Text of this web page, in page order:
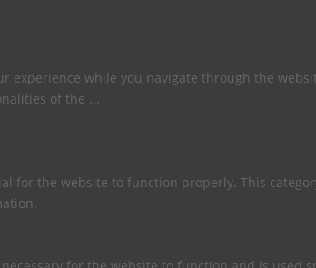
experience while you navigate through the
of the ...
for the website to function properly. This